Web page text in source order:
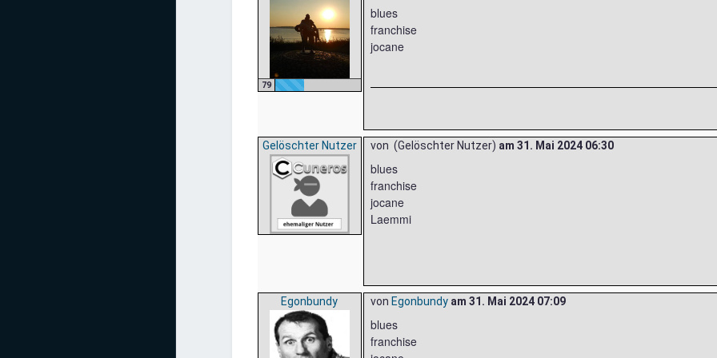
79
blues
franchise
jocane
Gelöschter Nutzer von (Gelöschter Nutzer) am 31. Mai 2024 06:30
blues
franchise
jocane
Laemmi
Egonbundy von Egonbundyam 31. Mai 2024 07:09
blues
franchise